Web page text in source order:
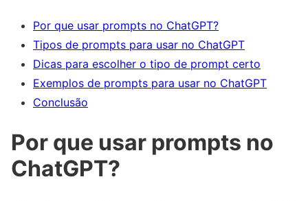
Por que usar prompts no ChatGPT?
Tipos de prompts para usar no ChatGPT
Dicas para escolher o tipo de prompt certo
Exemplos de prompts para usar no ChatGPT
Conclusão
Por que usar prompts no
ChatGPT?